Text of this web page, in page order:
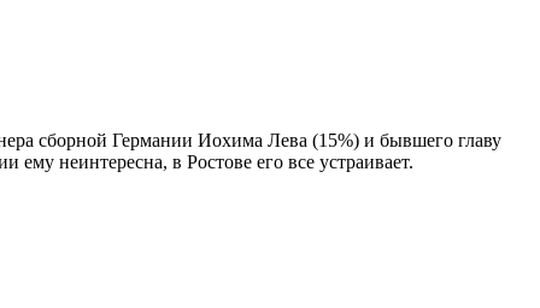
сборной Германии Иохима Лева (15%) и бывшего главу
неинтересна, в Ростове его все устраивает.